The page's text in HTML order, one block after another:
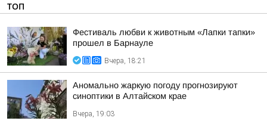
ТОП
Фестиваль любви к животным «Лапки тапки»
прошел в Барнауле
Вчера, 18:21
Аномально жаркую погоду прогнозируют
синоптики в Алтайском крае
Вчера, 19:03